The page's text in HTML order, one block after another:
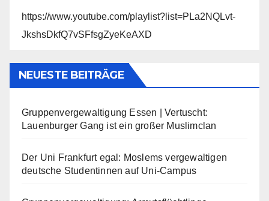
https://www.youtube.com/playlist?list=PLa2NQLvt-
JkshsDkfQ7vSFfsgZyeKeAXD
NEUESTE BEITRÄGE
Gruppenvergewaltigung Essen | Vertuscht:
Lauenburger Gang ist ein großer Muslimclan
Der Uni Frankfurt egal: Moslems vergewaltigen
deutsche Studentinnen auf Uni-Campus